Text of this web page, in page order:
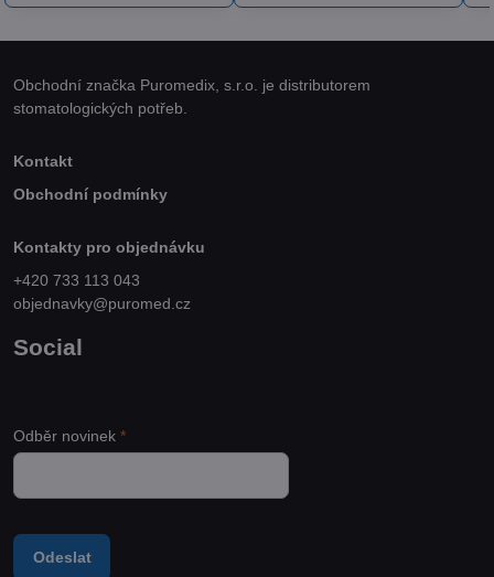
Obchodní značka Puromedix, s.r.o. je distributorem
stomatologických potřeb.
Kontakt
Obchodní podmínky
Kontakty pro objednávku
+420 733 113 043
objednavky@puromed.cz
Social
Odběr novinek *
Odeslat